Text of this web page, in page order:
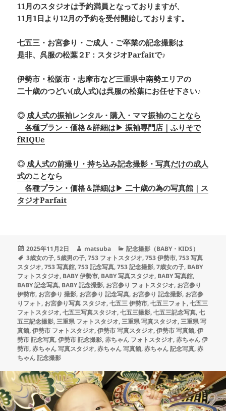
11月のスタジオは予約満員となっておりますが、
11月1日より12月の予約を受付開始しております。
七五三・お宮参り・ご成人・ご卒業の記念撮影は
是非、呉服の松葉２F：スタジオParfaitで♪
伊勢市・松阪市・志摩市など三重県中南勢エリアの
二十歳のつどい(成人式)は呉服の松葉にお任せ下さい♪
◎ 成人式の振袖レンタル・購入・ママ振袖のことなら
各種プラン・価格＆詳細は▶ 振袖専門店｜ふりそで
fRIQUe
◎ 成人式の前撮り・持ち込み記念撮影・写真だけの成人
式のことなら
各種プラン・価格＆詳細は▶ 二十歳の為の写真館｜ス
タジオParfait
投
稿
日:
2025年11月2日
作
成
者
matsuba
カ
テ
ゴ
リ
ー
記念撮影（BABY・KIDS）
タ
グ
3歳女の子,5歳男の子,753 フォトスタジオ,753 伊勢市,753 写真
スタジオ,753 写真館,753 記念写真,753 記念撮影,7歳女の子, BABY
フォトスタジオ, BABY 伊勢市, BABY 写真スタジオ, BABY 写真館,
BABY 記念写真, BABY 記念撮影, お宮参り フォトスタジオ, お宮参り
伊勢市, お宮参り 撮影, お宮参り 記念写真, お宮参り 記念撮影, お宮参
りフォト, お宮参り写真 スタジオ,七五三 伊勢市,七五三フォト,七五三
フォトスタジオ,七五三写真スタジオ,七五三撮影,七五三記念写真,七
五三記念撮影,三重県 フォトスタジオ,三重県 写真スタジオ,三重県 写
真館,伊勢市 フォトスタジオ,伊勢市 写真スタジオ,伊勢市 写真館,伊
勢市 記念写真,伊勢市 記念撮影,赤ちゃん フォトスタジオ,赤ちゃん 伊
勢市,赤ちゃん 写真スタジオ,赤ちゃん 写真館,赤ちゃん 記念写真,赤
ちゃん 記念撮影